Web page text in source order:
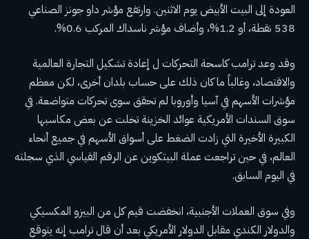
العودة إلى البيت الأبيض يوم الاثنين. وارتفع مؤشر داو جونز الصناعي
538 نقطة، أو 1.2%، وأضاف مؤشر ناسداك المركب 0.6%.
وقد وعد ترامب كاسحة التحركات ل إعادة تشكيل التجارة العالمية
والاقتصاد، وغالباً ما كان ذلك على حساب بلدان أخرى، لكن معظم
مؤشرات الأسهم في آسيا وأوروبا لم تحقق سوى تحركات متواضعة. في
سوق السندات الأمريكية عوائد الخزينة تخلت عن بعض مكاسبها
الكبيرة الأخيرة التي زادت الضغط على أسواق الأسهم في جميع أنحاء
العالم، في حين تراجعت عملة البيتكوين عن الرقم القياسي الذي سجلته
في اليوم السابق.
وفي سوق العملات الأجنبية، انخفضت قيم كل من البيزو المكسيكي
والدولار الكندي مقابل الدولار الأمريكي بعد أن قال ترامب إنه يتوقع